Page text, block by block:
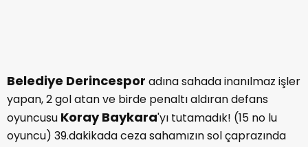
Belediye Derincespor adına sahada inanılmaz işler
yapan, 2 gol atan ve birde penaltı aldıran defans
oyuncusu Koray Baykara'yı tutamadık! (15 no lu
oyuncu) 39.dakikada ceza sahamızın sol çaprazında